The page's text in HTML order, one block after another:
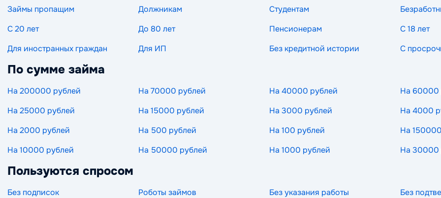
Займы пропащим
Должникам Студентам
С 20 лет
До 80 лет Пенсионерам С 18 лет
Для иностранных граждан
Для ИП Без кредитной истории С
По сумме займа
На 200000 рублей На 70000 рублей На 40000 рублей На 60000
На 25000 рублей
На 15000 рублей На 3000 рублей На 4000
На 2000 рублей
На 500 рублей На 100 рублей На
На 10000 рублей
На 50000 рублей На 1000 рублей На 30000
Пользуются спросом
Без подписок Роботы займов Без указания работы Без